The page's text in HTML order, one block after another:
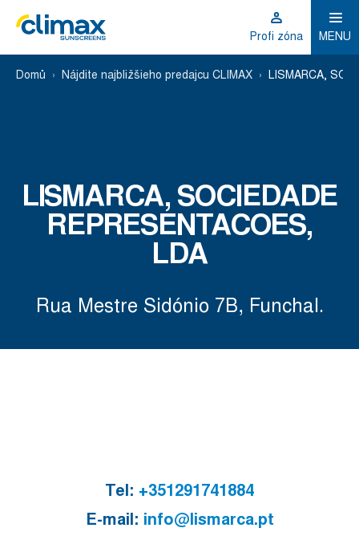
Profi zóna MENU
Domů Nájdite najbližšieho predajcu CLIMAX LISMARCA,
LISMARCA, SOCIEDADE
REPRESENTACOES,
LDA
Rua Mestre Sidónio 7B, Funchal.
Tel: +351291741884
E-mail: info@lismarca.pt